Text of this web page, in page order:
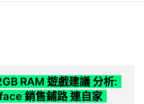
RAM 遊戲建議 分析:
銷售鋪路 連自家